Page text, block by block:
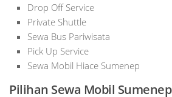
Drop Off Service
Private Shuttle
Sewa Bus Pariwisata
Pick Up Service
Sewa Mobil Hiace Sumenep
Pilihan Sewa Mobil Sumenep